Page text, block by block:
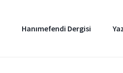
Hanımefendi Dergisi